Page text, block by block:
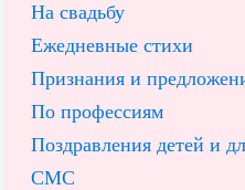
На свадьбу
Ежедневные стихи
Признания и
По профессиям
Поздравления детей и
СМС